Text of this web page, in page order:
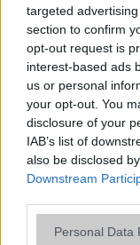
targeted
section to confirm
opt-out request is
interest-based ads
us or personal
your opt-out. You
disclosure of your
IAB’s list of
also be disclosed
Downstream
Please note that
Personal Data